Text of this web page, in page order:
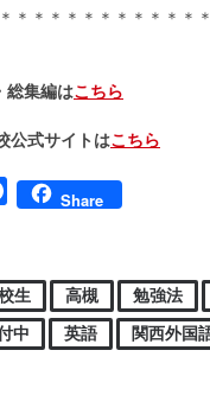
＊＊＊＊＊＊＊＊＊＊＊
総集編はこちら
公式サイトはこちら
FacebookShare
生 高槻 勉強法
中
英語 関西外国